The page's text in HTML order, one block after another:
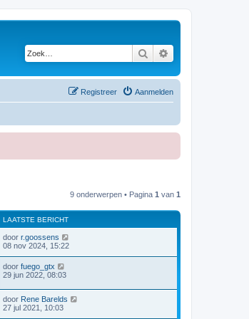
Zoek
Aanmelden
Registreer
9 onderwerpen • Pagina 1 van 1
LAATSTE BERICHT
door r.goossens
08 nov 2024, 15:22
door fuego_gtx
29 jun 2022, 08:03
door Rene Barelds
27 jul 2021, 10:03